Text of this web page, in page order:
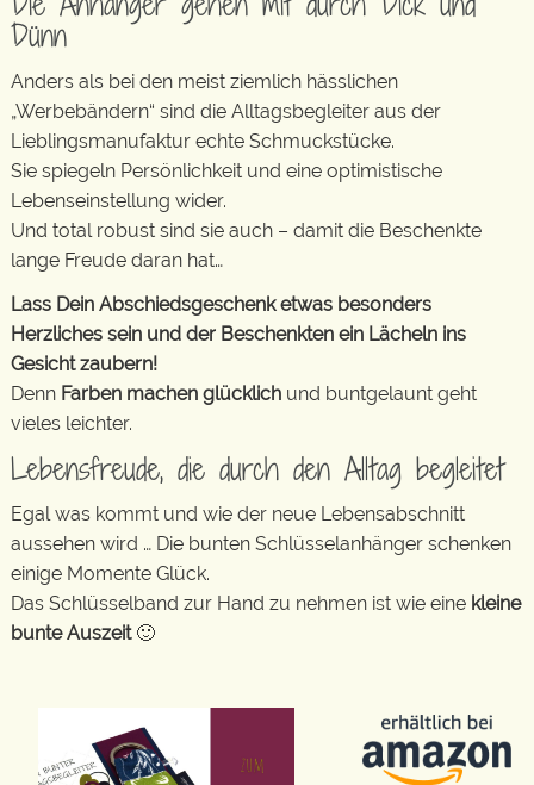
Dünn
Anders als bei den meist ziemlich hässlichen
„Werbebändern“ sind die Alltagsbegleiter aus der
Lieblingsmanufaktur echte Schmuckstücke.
Sie spiegeln Persönlichkeit und eine optimistische
Lebenseinstellung wider.
Und total robust sind sie auch – damit die Beschenkte
lange Freude daran hat…
Lass Dein Abschiedsgeschenk etwas besonders
Herzliches sein und der Beschenkten ein Lächeln ins
Gesicht zaubern!
Denn Farben machen glücklich und buntgelaunt geht
vieles leichter.
Lebensfreude, die durch den Alltag begleitet
Egal was kommt und wie der neue Lebensabschnitt
aussehen wird … Die bunten Schlüsselanhänger schenken
einige Momente Glück.
Das Schlüsselband zur Hand zu nehmen ist wie eine kleine
bunte Auszeit🙂